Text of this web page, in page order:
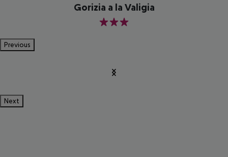
Gorizia a la Valigia
3
Previous
Next